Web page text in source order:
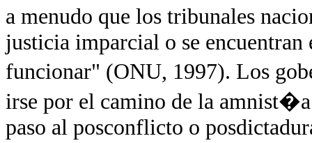
a menudo que los tribunales
justicia imparcial o se
funcionar" (ONU, 1997). Los
irse por el camino de la
paso al posconflicto o